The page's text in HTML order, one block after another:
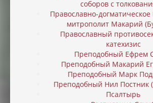
соборов с
Православно-догматическое
митрополит Макарий
Православный
катехизис
Преподобный Ефрем
Преподобный Макарий
Преподобный Марк
Преподобный Нил Постник
Псалтырь